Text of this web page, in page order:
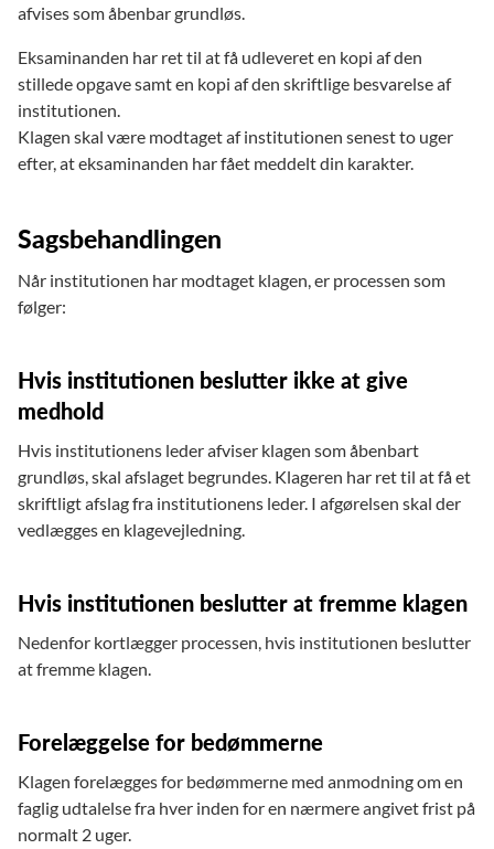
afvises som åbenbar grundløs.
Eksaminanden har ret til at få udleveret en kopi af den
stillede opgave samt en kopi af den skriftlige besvarelse af
institutionen.
Klagen skal være modtaget af institutionen senest to uger
efter, at eksaminanden har fået meddelt din karakter.
Sagsbehandlingen
Når institutionen har modtaget klagen, er processen som
følger:
Hvis institutionen beslutter ikke at give
medhold
Hvis institutionens leder afviser klagen som åbenbart
grundløs, skal afslaget begrundes. Klageren har ret til at få et
skriftligt afslag fra institutionens leder. I afgørelsen skal der
vedlægges en klagevejledning.
Hvis institutionen beslutter at fremme klagen
Nedenfor kortlægger processen, hvis institutionen beslutter
at fremme klagen.
Forelæggelse for bedømmerne
Klagen forelægges for bedømmerne med anmodning om en
faglig udtalelse fra hver inden for en nærmere angivet frist på
normalt 2 uger.